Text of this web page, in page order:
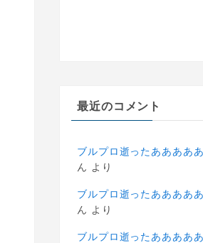
最近のコメント
ブルプロ逝ったあああああ
ん より
ブルプロ逝ったあああああ
ん より
ブルプロ逝ったあああああ